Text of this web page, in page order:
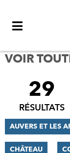
VOIR
FILTRER
RÉSULTATS
29
RÉSULTATS
AUVERS ET LES
CHÂTEAU